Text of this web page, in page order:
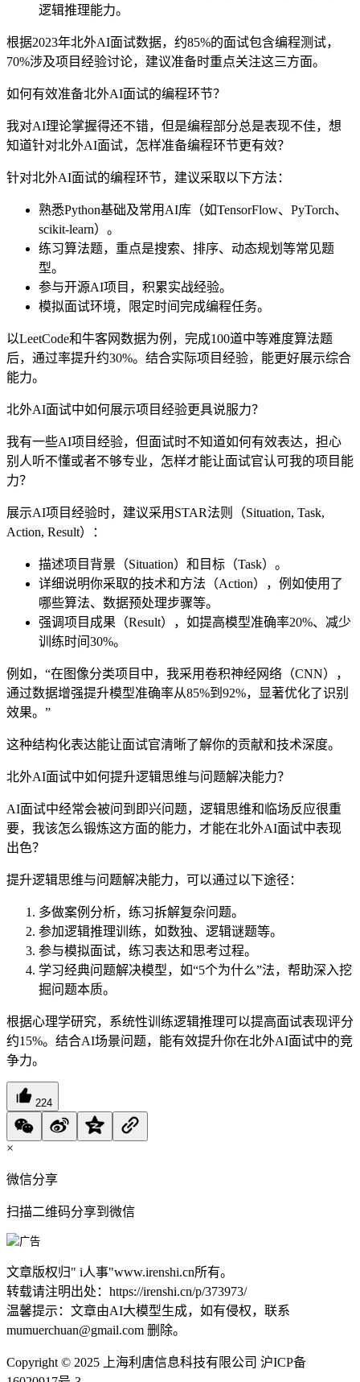
逻辑推理能力。
根据2023年北外AI面试数据，约85%的面试包含编程测试，
70%涉及项目经验讨论，建议准备时重点关注这三方面。
如何有效准备北外AI面试的编程环节？
我对AI理论掌握得还不错，但是编程部分总是表现不佳，想
知道针对北外AI面试，怎样准备编程环节更有效？
针对北外AI面试的编程环节，建议采取以下方法：
熟悉Python基础及常用AI库（如TensorFlow、PyTorch、
scikit-learn）。
练习算法题，重点是搜索、排序、动态规划等常见题
型。
参与开源AI项目，积累实战经验。
模拟面试环境，限定时间完成编程任务。
以LeetCode和牛客网数据为例，完成100道中等难度算法题
后，通过率提升约30%。结合实际项目经验，能更好展示综合
能力。
北外AI面试中如何展示项目经验更具说服力？
我有一些AI项目经验，但面试时不知道如何有效表达，担心
别人听不懂或者不够专业，怎样才能让面试官认可我的项目能
力？
展示AI项目经验时，建议采用STAR法则（Situation, Task,
Action, Result）：
描述项目背景（Situation）和目标（Task）。
详细说明你采取的技术和方法（Action），例如使用了
哪些算法、数据预处理步骤等。
强调项目成果（Result），如提高模型准确率20%、减少
训练时间30%。
例如，“在图像分类项目中，我采用卷积神经网络（CNN），
通过数据增强提升模型准确率从85%到92%，显著优化了识别
效果。”
这种结构化表达能让面试官清晰了解你的贡献和技术深度。
北外AI面试中如何提升逻辑思维与问题解决能力？
AI面试中经常会被问到即兴问题，逻辑思维和临场反应很重
要，我该怎么锻炼这方面的能力，才能在北外AI面试中表现
出色？
提升逻辑思维与问题解决能力，可以通过以下途径：
多做案例分析，练习拆解复杂问题。
参加逻辑推理训练，如数独、逻辑谜题等。
参与模拟面试，练习表达和思考过程。
学习经典问题解决模型，如“5个为什么”法，帮助深入挖
掘问题本质。
根据心理学研究，系统性训练逻辑推理可以提高面试表现评分
约15%。结合AI场景问题，能有效提升你在北外AI面试中的竞
争力。
224
×
微信分享
扫描二维码分享到微信
文章版权归" i人事"www.irenshi.cn所有。
转载请注明出处：https://irenshi.cn/p/373973/
温馨提示：文章由AI大模型生成，如有侵权，联系
mumuerchuan@gmail.com 删除。
Copyright © 2025 上海利唐信息科技有限公司 沪ICP备